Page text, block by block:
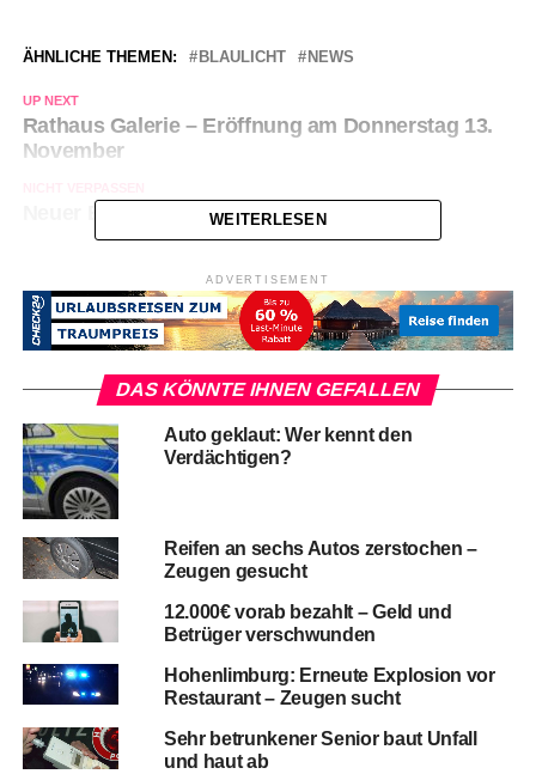
ÄHNLICHE THEMEN: BLAULICHT NEWS
UP NEXT
Rathaus Galerie – Eröffnung am Donnerstag 13.
November
Neuer Bahnstreik trifft Hagener Pendler
WEITERLESEN
ADVERTISEMENT
DAS KÖNNTE IHNEN GEFALLEN
Auto geklaut: Wer kennt den
Verdächtigen?
Reifen an sechs Autos zerstochen –
Zeugen gesucht
12.000€ vorab bezahlt – Geld und
Betrüger verschwunden
Hohenlimburg: Erneute Explosion vor
Restaurant – Zeugen sucht
Sehr betrunkener Senior baut Unfall
und haut ab